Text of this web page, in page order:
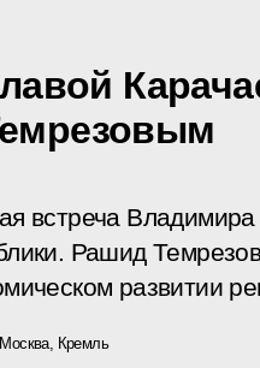
встреча
Рашид
развитии
Москва, Кремль